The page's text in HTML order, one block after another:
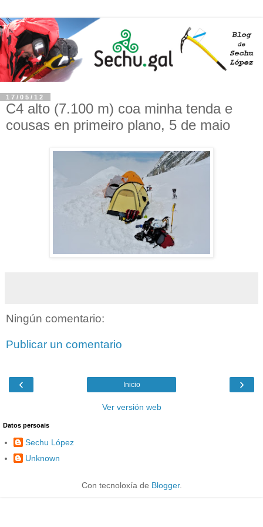
17/05/12
C4 alto (7.100 m) coa minha tenda e
cousas en primeiro plano, 5 de maio
Ningún comentario:
Publicar un comentario
‹ ›
Inicio
Ver versión web
Datos persoais
Sechu López
Unknown
Con tecnoloxía de Blogger.